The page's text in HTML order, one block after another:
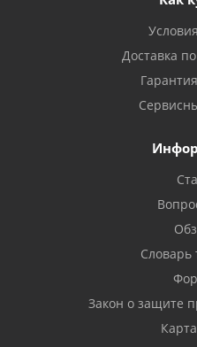
Доставка
Словарь
Закон о защите